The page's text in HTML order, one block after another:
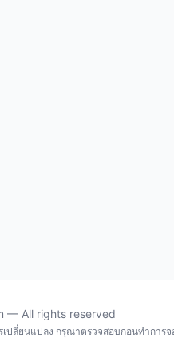
— All rights reserved
ปลี่ยนแปลง กรุณาตรวจสอบก่อนทำการจ